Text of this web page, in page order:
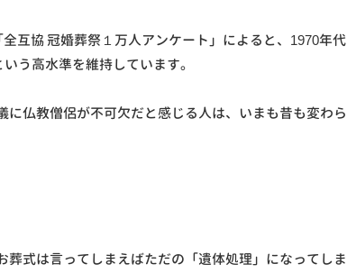
互協 冠婚葬祭１万人アンケート」によると、1970年代
う高水準を維持しています。
仏教僧侶が不可欠だと感じる人は、いまも昔も変わら
式は言ってしまえばただの「遺体処理」になってしま